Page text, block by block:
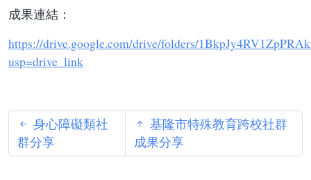
成果連結：
https://drive.google.com/drive/folders/
usp=drive_link
身心障礙類社
群分享
基隆市特殊教育跨校社群
成果分享